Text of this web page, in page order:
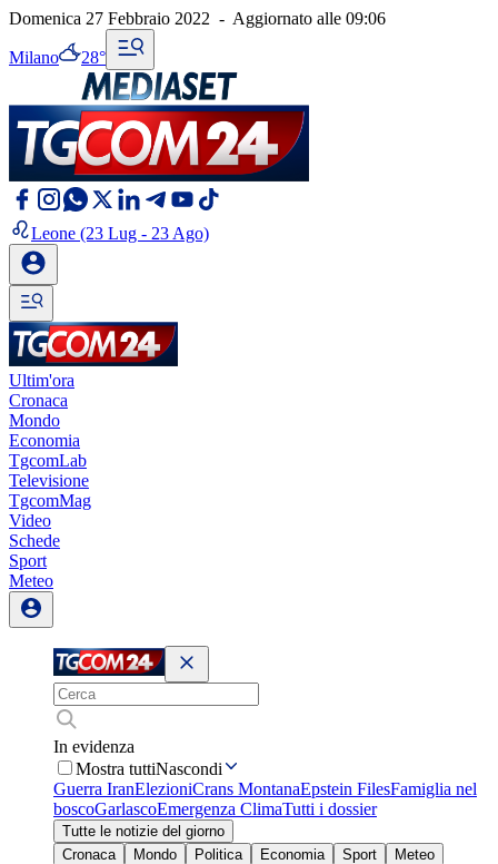
Domenica 27 Febbraio 2022 - Aggiornato alle 09:06
Milano 28°
Leone (23 Lug - 23 Ago)
Ultim'ora
Cronaca
Mondo
Economia
TgcomLab
Televisione
TgcomMag
Video
Schede
Sport
Meteo
In evidenza
Mostra tuttiNascondi
Guerra IranElezioniCrans MontanaEpstein FilesFamiglia nel
boscoGarlascoEmergenza ClimaTutti i dossier
Tutte le notizie del giorno
Cronaca
Mondo Politica Economia Sport
Meteo